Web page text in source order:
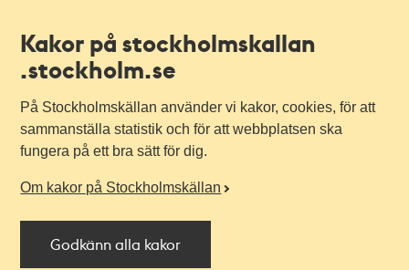
Kakor på stockholmskallan
.stockholm.se
På Stockholmskällan använder vi kakor, cookies, för att
sammanställa statistik och för att webbplatsen ska
fungera på ett bra sätt för dig.
Om kakor på Stockholmskällan
Godkänn alla kakor